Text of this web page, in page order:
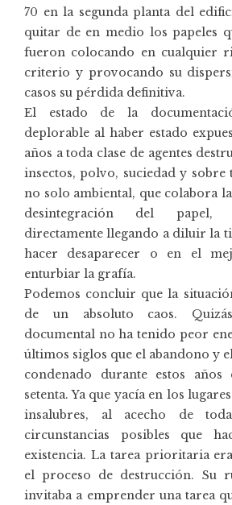
70 en la segunda planta del
quitar de en medio los papeles
fueron colocando en cualquier
criterio y provocando su
casos su pérdida definitiva.
El estado de la
deplorable al haber estado
años a toda clase de agentes
insectos, polvo, suciedad y sobre
no solo ambiental, que colabora
desintegración del papel,
directamente llegando a diluir la
hacer desaparecer o en el
enturbiar la grafía.
Podemos concluir que la
de un absoluto caos.
documental no ha tenido peor
últimos siglos que el abandono y
condenado durante estos
setenta. Ya que yacía en los
insalubres, al acecho de
circunstancias posibles que
existencia. La tarea prioritaria
el proceso de destrucción. Su
invitaba a emprender una tarea